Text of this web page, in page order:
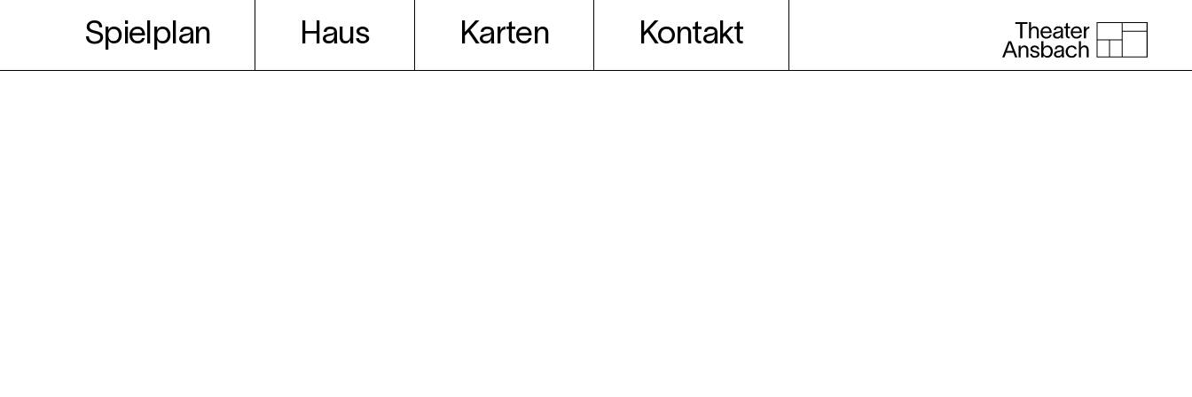
Spielplan Haus Karten Kontakt